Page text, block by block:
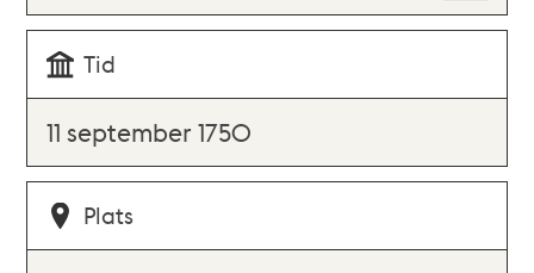
Tid
11 september 1750
Plats